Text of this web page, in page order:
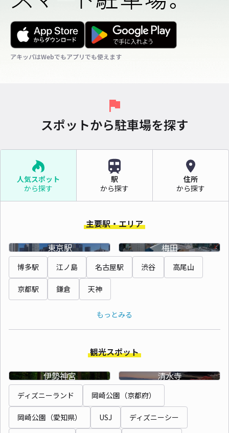
アキッパはWebでもアプリでも使えます
アキッパはWebでもアプリでも使えます
アキッパはWebでもアプリでも使えます
スポットから駐車場を探す
人気スポット
から探す
駅
から探す
住所
から探す
主要駅・エリア
東京駅
梅田
博多駅 江ノ島 名古屋駅 渋谷 高尾山
京都駅 鎌倉 天神
もっとみる
観光スポット
伊勢神宮
清水寺
ディズニーランド 岡崎公園（京都府）
岡崎公園（愛知県） USJ ディズニーシー